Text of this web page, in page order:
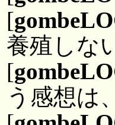
[
養殖しな
[
う感想は